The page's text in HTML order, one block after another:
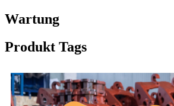
Wartung
Produkt Tags